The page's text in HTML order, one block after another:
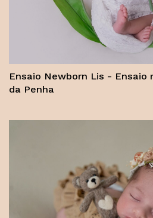
Ensaio Newborn Lis - Ensaio
da Penha